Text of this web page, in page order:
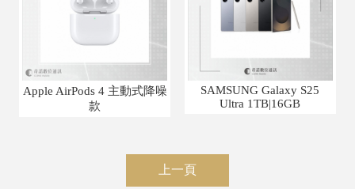
Apple AirPods 4 主動式降噪
款
SAMSUNG Galaxy S25
Ultra 1TB|16GB
上一頁